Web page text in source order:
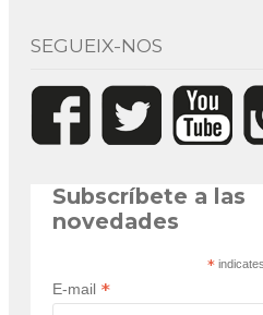
SEGUEIX-NOS
Subscríbete a las
novedades
*
E-mail *